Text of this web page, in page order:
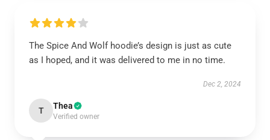
The Spice And Wolf hoodie’s design is just as cute
as I hoped, and it was delivered to me in no time.
Dec 2, 2024
T Thea
Verified owner